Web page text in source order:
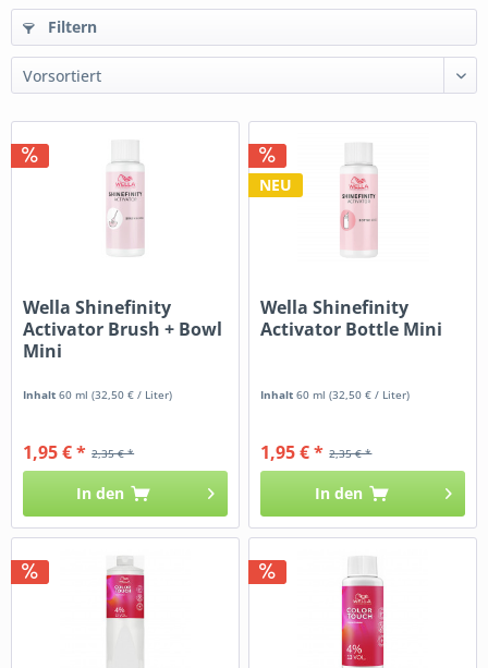
Filtern
Wella Shinefinity
Activator Brush + Bowl
Mini
Inhalt60 ml(32,50 € / Liter)
2,35 € *
1,95 € *
In den
NEU
Wella Shinefinity
Activator Bottle Mini
Inhalt60 ml(32,50 € / Liter)
2,35 € *
1,95 € *
In den